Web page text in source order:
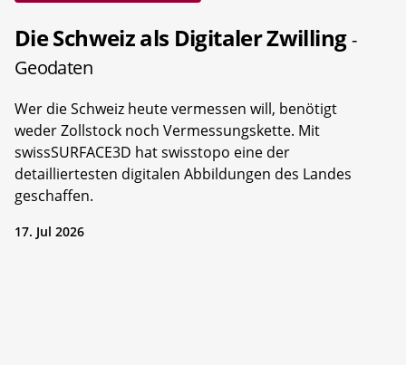
Die Schweiz als Digitaler Zwilling-
Geodaten
Wer die Schweiz heute vermessen will, benötigt
weder Zollstock noch Vermessungskette. Mit
swissSURFACE3D hat swisstopo eine der
detailliertesten digitalen Abbildungen des Landes
geschaffen.
17. Jul 2026